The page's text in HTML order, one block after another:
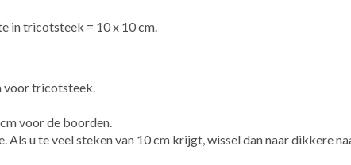
in tricotsteek = 10 x 10 cm.
voor tricotsteek.
voor de boorden.
Als u te veel steken van 10 cm krijgt, wissel dan naar dikkere